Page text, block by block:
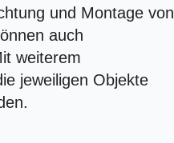
und Montage von
auch
weiterem
jeweiligen Objekte